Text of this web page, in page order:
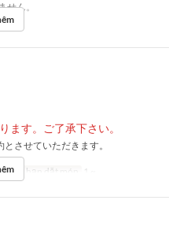
ん。
ます。ご了承下さい。
させていただきます。
Giới hạn dặt món 1 ~